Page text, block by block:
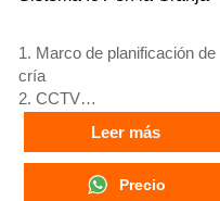
1. Marco de planificación de
cría
2. CCTV
3. Plataforma digital avícola -
pantalla grande integral
4. Gestión de alarmas
5. Recepción /WhatsApp NO.
Leer más
Precio